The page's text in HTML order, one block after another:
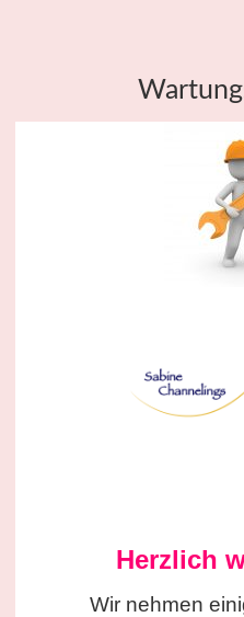
Herzlich
Wir nehmen